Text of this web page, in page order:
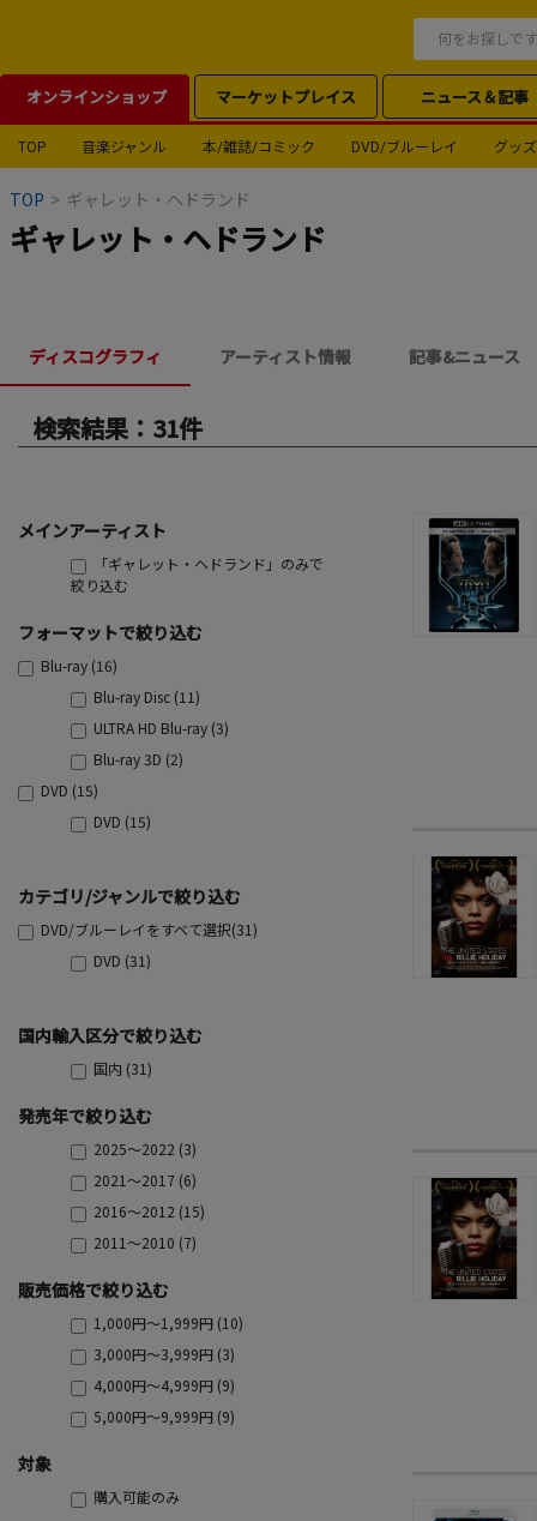
オンラインショップ マーケットプレイス ニュース＆記事
TOP 音楽ジャンル 本/雑誌/コミック DVD/ブルーレイ グッズ
TOP > ギャレット・ヘドランド
ギャレット・ヘドランド
ディスコグラフィ アーティスト情報 記事&ニュース
検索結果：31件
メインアーティスト
「ギャレット・ヘドランド」のみで
絞り込む
フォーマットで絞り込む
Blu-ray (16)
Blu-ray Disc (11)
ULTRA HD Blu-ray (3)
Blu-ray 3D (2)
DVD (15)
DVD (15)
カテゴリ/ジャンルで絞り込む
DVD/ブルーレイをすべて選択(31)
DVD (31)
国内輸入区分で絞り込む
国内 (31)
発売年で絞り込む
2025～2022 (3)
2021～2017 (6)
2016～2012 (15)
2011～2010 (7)
販売価格で絞り込む
1,000円～1,999円 (10)
3,000円～3,999円 (3)
4,000円～4,999円 (9)
5,000円～9,999円 (9)
対象
購入可能のみ